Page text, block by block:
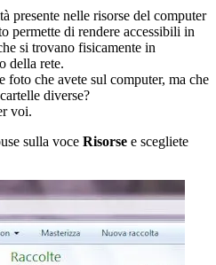
presente nelle risorse del computer
permette di rendere accessibili in
si trovano fisicamente in
della rete.
foto che avete sul computer, ma che
diverse?
voi.
sulla voce Risorse e scegliete